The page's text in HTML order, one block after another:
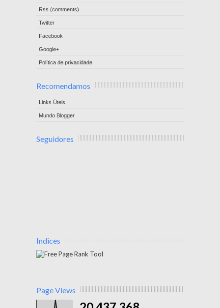
Rss (comments)
Twitter
Facebook
Google+
Política de privacidade
Recomendamos
Links Úteis
Mundo Blogger
Seguidores
Indices
Page Views